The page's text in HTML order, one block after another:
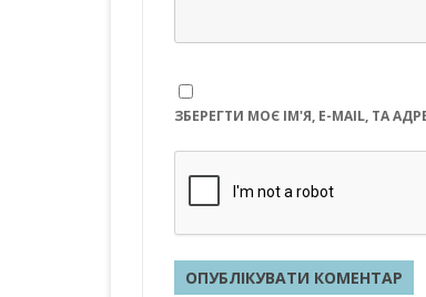
ЗБЕРЕГТИ МОЄ ІМ'Я, E-MAIL, ТА